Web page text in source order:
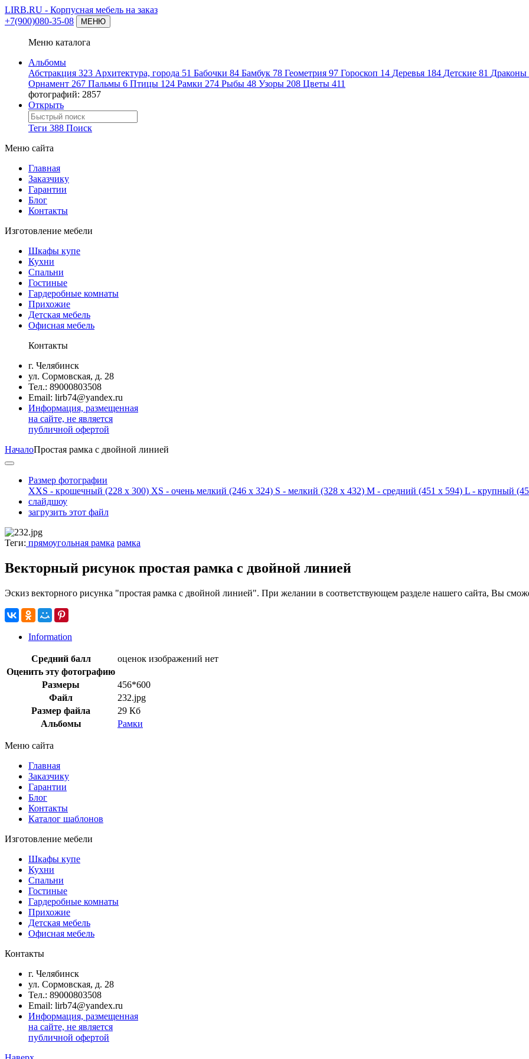
LIRB.RU - Корпусная мебель на заказ
+7(900)080-35-08
МЕНЮ
Меню каталога
Альбомы
Абстракция 323 Архитектура, города 51 Бабочки 84 Бамбук 78 Геометрия 97 Гороскоп 14 Деревья 184 Детские 81 Драконы
Орнамент 267 Пальмы 6 Птицы 124 Рамки 274 Рыбы 48 Узоры 208 Цветы 411
фотографий: 2857
Открыть
Теги 388 Поиск
Меню сайта
Главная
Заказчику
Гарантии
Блог
Контакты
Изготовление мебели
Шкафы купе
Кухни
Спальни
Гостиные
Гардеробные комнаты
Прихожие
Детская мебель
Офисная мебель
Контакты
г. Челябинск
ул. Сормовская, д. 28
Тел.: 89000803508
Email: lirb74@yandex.ru
Информация, размещенная
на сайте, не является
публичной офертой
НачалоПростая рамка с двойной линией
Размер фотографии
XXS - крошечный (228 x 300) XS - очень мелкий (246 x 324) S - мелкий (328 x 432) M - средний (451 x 594) L - крупный
слайдшоу
загрузить этот файл
Теги: прямоугольная рамка рамка
Векторный рисунок простая рамка с двойной линией
Эскиз векторного рисунка "простая рамка с двойной линией". При желании в соответствующем разделе нашего сайта, Вы
Information
Средний балл
оценок изображений нет
Оценить эту фотографию
Размеры
456*600
Файл
232.jpg
Размер файла
29 Кб
Альбомы
Рамки
Меню сайта
Главная
Заказчику
Гарантии
Блог
Контакты
Каталог шаблонов
Изготовление мебели
Шкафы купе
Кухни
Спальни
Гостиные
Гардеробные комнаты
Прихожие
Детская мебель
Офисная мебель
Контакты
г. Челябинск
ул. Сормовская, д. 28
Тел.: 89000803508
Email: lirb74@yandex.ru
Информация, размещенная
на сайте, не является
публичной офертой